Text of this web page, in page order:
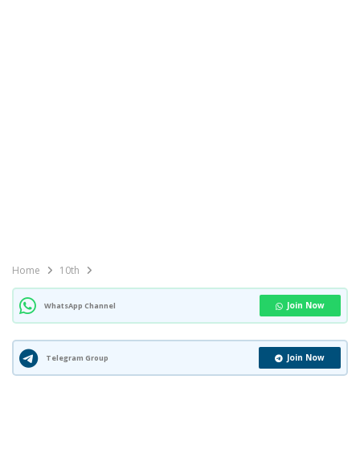
Home 10th
WhatsApp Channel Join Now
Telegram Group Join Now